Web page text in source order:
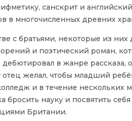
санскрит и
в многочисленных древних
с братьями, некоторые из
и поэтический роман,
в жанре рассказа,
желал, чтобы младший
и в течение
науку и посвятить
Британии.